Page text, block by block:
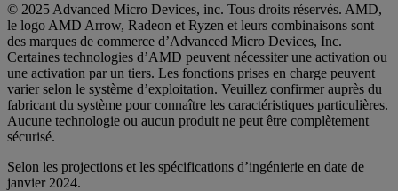
© 2025 Advanced Micro Devices, inc. Tous droits réservés. AMD,
le logo AMD Arrow, Radeon et Ryzen et leurs combinaisons sont
des marques de commerce d’Advanced Micro Devices, Inc.
Certaines technologies d’AMD peuvent nécessiter une activation ou
une activation par un tiers. Les fonctions prises en charge peuvent
varier selon le système d’exploitation. Veuillez confirmer auprès du
fabricant du système pour connaître les caractéristiques particulières.
Aucune technologie ou aucun produit ne peut être complètement
sécurisé.
Selon les projections et les spécifications d’ingénierie en date de
janvier 2024.